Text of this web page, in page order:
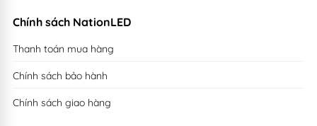
Chính sách NationLED
Thanh toán mua hàng
Chính sách bảo hành
Chính sách giao hàng